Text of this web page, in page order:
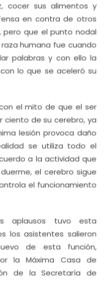
cocer sus alimentos y
en contra de otros
pero que el punto nodal
humana fue cuando
palabras y con ello la
lo que se aceleró su
el mito de que el ser
ciento de su cerebro, ya
lesión provoca daño
se utiliza todo el
a la actividad que
el cerebro sigue
el funcionamiento
aplausos tuvo esta
los asistentes salieron
de esta función,
la Máxima Casa de
de la Secretaría de